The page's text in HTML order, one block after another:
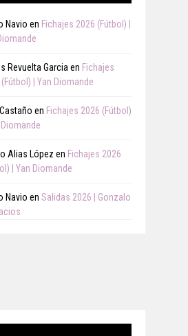
Navio en Fichajes 2026 (Fútbol) |
Revuelta Garcia en Fichajes
| Yan Diomande
en Fichajes 2026 (Fútbol)
Diomande
Alias López en Fichajes 2026
| Yan Diomande
Navio en Salidas 2026 | Gonzalo